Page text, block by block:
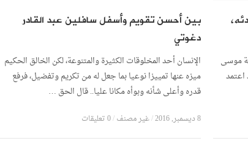
موسى
اعتمد
بين أحسن تقويم وأسفل سافلين عبد القادر
دغوتي
الإنسان أحد المخلوقات الكثيرة والمتنوعة، لكن الخالق الحكيم
ميزه عنها تمييزا نوعيا بما جعل له من تكريم وتفضيل، فرفع
قدره وأعلى شأنه وبوأه مكانا عليا.. قال الحق …
8 ديسمبر, 2016 /غير مصنف/0 تعليقات